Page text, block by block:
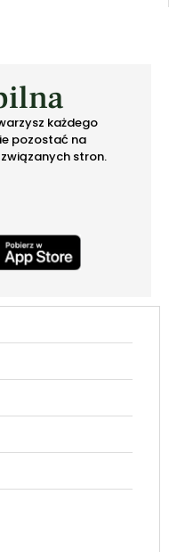
każdego
pozostać na
stron.